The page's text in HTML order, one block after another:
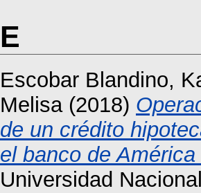
E
Escobar Blandino,
Melisa(2018)
de un crédito
el banco de
Universidad